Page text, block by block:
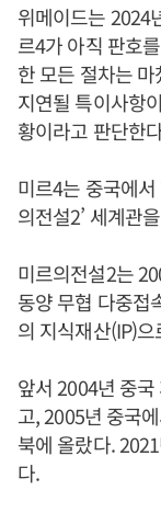
위메이드는 2024
르4가 아직 판호
한 모든 절차는
지연될 특이사항
황이라고 판단한
미르4는 중국에서
의전설2’ 세계관
미르의전설2는
동양 무협 다중접
의 지식재산(IP)
앞서 2004년 중
고, 2005년 중국
북에 올랐다.
다.